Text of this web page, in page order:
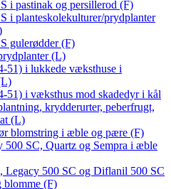
i pastinak og persillerod (F)
i planteskolekulturer/prydplanter
gulerødder (F)
(L)
51) i lukkede væksthuse i
51) i væksthus mod skadedyr i kål
krydderurter, peberfrugt,
(L)
blomstring i æble og pære (F)
500 SC, Quartz og Sempra i æble
Legacy 500 SC og Diflanil 500 SC
blomme (F)